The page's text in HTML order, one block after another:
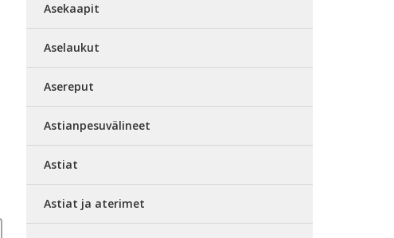
Asekaapit
Aselaukut
Asereput
Astianpesuvälineet
Astiat
Astiat ja aterimet